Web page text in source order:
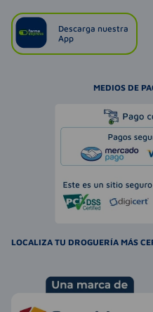
Descarga nuestra
App
MEDIOS DE
LOCALIZA TU DROGUERÍA MÁS